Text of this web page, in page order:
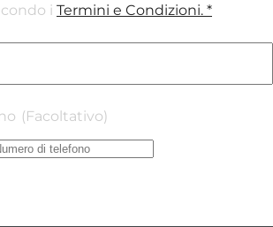
i Termini e Condizioni. *
(Facoltativo)